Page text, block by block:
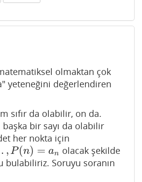
olmaktan çok
yeteneğini değerlendiren
sıfır da olabilir, on da.
bir sayı da olabilir
her nokta için
, P(n) = an
a n
olacak şekilde
Soruyu soranın